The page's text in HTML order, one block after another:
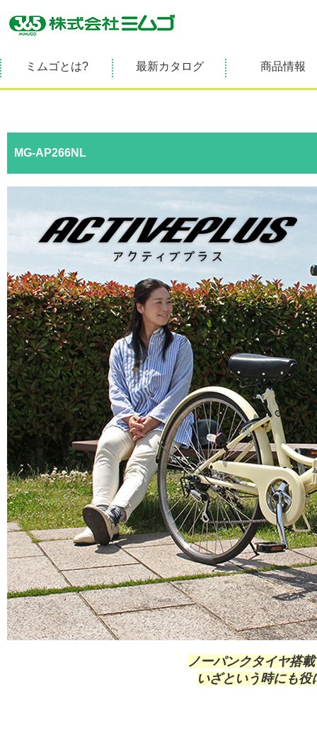
ミムゴとは? 最新カタログ 商品情報
MG-AP266NL
ノーパンクタイヤ搭
いざという時にも